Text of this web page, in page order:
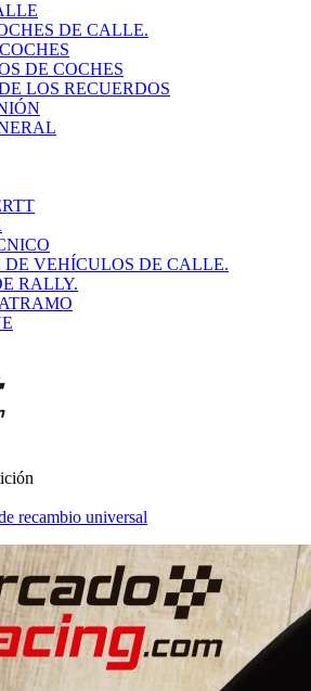
DE CALLE.
DE COCHES
LOS RECUERDOS
DE VEHÍCULOS DE CALLE.
RALLY.
recambio universal